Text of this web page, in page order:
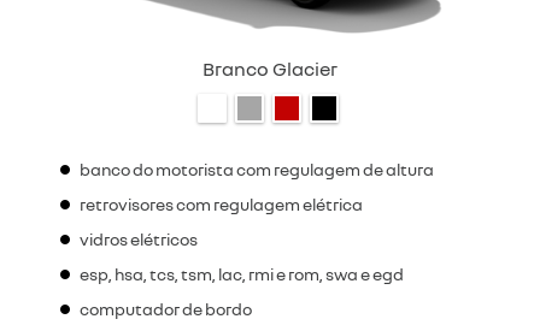
Branco Glacier
banco do motorista com regulagem de altura
retrovisores com regulagem elétrica
vidros elétricos
esp, hsa, tcs, tsm, lac, rmi e rom, swa e egd
computador de bordo